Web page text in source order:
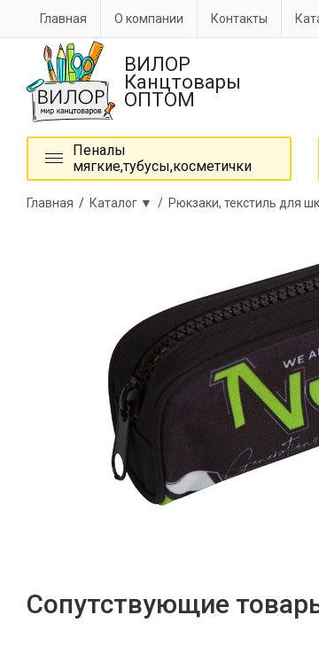
Главная О компании Контакты
ВИЛОР
Канцтовары
ОПТОМ
Пеналы
мягкие,тубусы,косметички
Главная / Каталог ▼ / Рюкзаки, текстиль для
Сопутствующие